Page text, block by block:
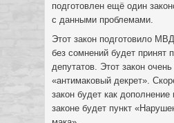
подготовлен ещё один
с данными проблемами.
Этот закон подготовило
без сомнений будет принят
депутатов. Этот закон
«антимаковый декрет».
закон будет как
законе будет пункт